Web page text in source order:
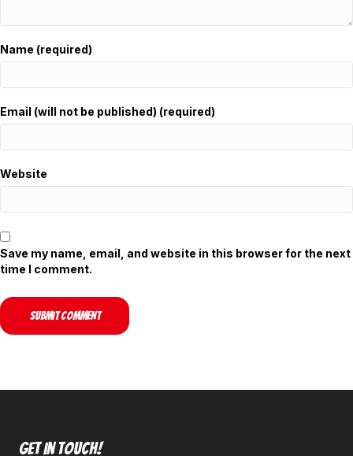
Name (required)
Email (will not be published) (required)
Website
Save my name, email, and website in this browser for the next
time I comment.
Get In Touch!